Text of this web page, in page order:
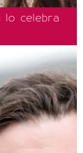
lo celebra